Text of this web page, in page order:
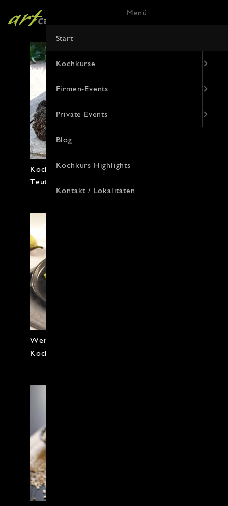
Kochkurs Highlight mit Trüffel von
Teuto Trüffel
Werfen Sie einen Blick in unser
Kochkurs-Angebot.
Menü
Start
Kochkurse
Firmen-Events
Private Events
Blog
Kochkurs Highlights
Kontakt / Lokalitäten